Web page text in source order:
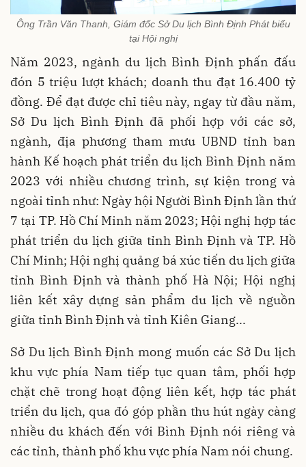
Ông Trần Văn Thanh, Giám đốc Sở Du lịch Bình Định Phát biểu
tại Hội nghị
Năm 2023, ngành du lịch Bình Định phấn đấu
đón 5 triệu lượt khách; doanh thu đạt 16.400 tỷ
đồng. Để đạt được chỉ tiêu này, ngay từ đầu năm,
Sở Du lịch Bình Định đã phối hợp với các sở,
ngành, địa phương tham mưu UBND tỉnh ban
hành Kế hoạch phát triển du lịch Bình Định năm
2023 với nhiều chương trình, sự kiện trong và
ngoài tỉnh như: Ngày hội Người Bình Định lần thứ
7 tại TP. Hồ Chí Minh năm 2023; Hội nghị hợp tác
phát triển du lịch giữa tỉnh Bình Định và TP. Hồ
Chí Minh; Hội nghị quảng bá xúc tiến du lịch giữa
tỉnh Bình Định và thành phố Hà Nội; Hội nghị
liên kết xây dựng sản phẩm du lịch về nguồn
giữa tỉnh Bình Định và tỉnh Kiên Giang...
Sở Du lịch Bình Định mong muốn các Sở Du lịch
khu vực phía Nam tiếp tục quan tâm, phối hợp
chặt chẽ trong hoạt động liên kết, hợp tác phát
triển du lịch, qua đó góp phần thu hút ngày càng
nhiều du khách đến với Bình Định nói riêng và
các tỉnh, thành phố khu vực phía Nam nói chung.